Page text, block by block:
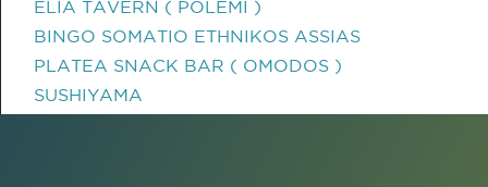
ELIA TAVERN ( POLEMI )
BINGO SOMATIO ETHNIKOS ASSIAS
PLATEA SNACK BAR ( OMODOS )
SUSHIYAMA